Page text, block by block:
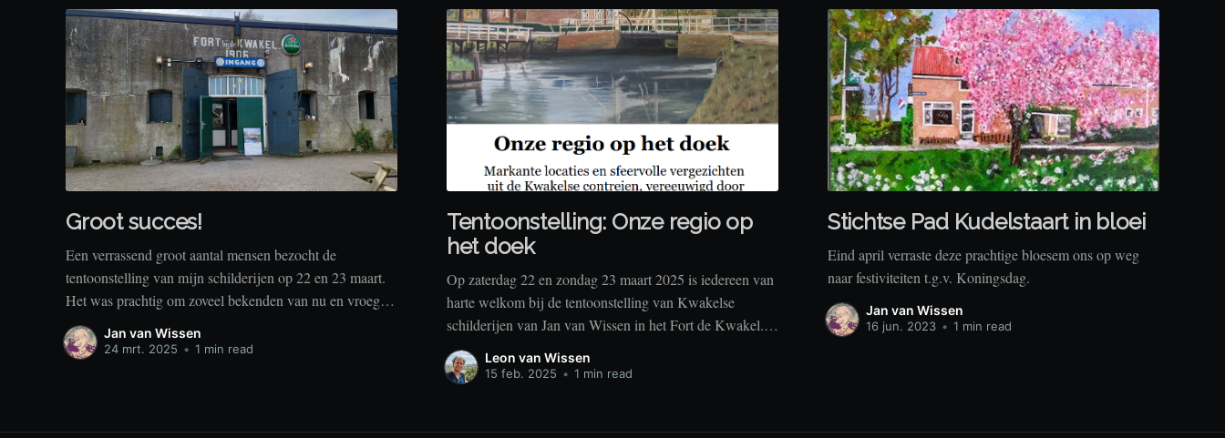
Groot succes!
Een verrassend groot aantal mensen bezocht de
tentoonstelling van mijn schilderijen op 22 en 23 maart.
Het was prachtig om zoveel bekenden van nu en vroeger
samen te zien!
Jan van Wissen
24 mrt. 2025 • 1 min read
Tentoonstelling: Onze regio op
het doek
Op zaterdag 22 en zondag 23 maart 2025 is iedereen van
harte welkom bij de tentoonstelling van Kwakelse
schilderijen van Jan van Wissen in het Fort de Kwakel.
Kom langs voor de schilderijen en een hapje en een
drankje. Toegang gratis!
Leon van Wissen
15 feb. 2025 • 1 min read
Stichtse Pad Kudelstaart in bloei
Eind april verraste deze prachtige bloesem ons op weg
naar festiviteiten t.g.v. Koningsdag.
Jan van Wissen
16 jun. 2023 • 1 min read